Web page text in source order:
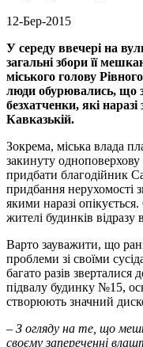
12-Бер-2015
У середу ввечері на
загальні збори її
міського голову
люди обурювались, що
безхатченки, які
Кавказькій.
Зокрема, міська влада
закинуту
придбати благодійник
придбання нерухомості
якими наразі
жителі будинків
Варто зауважити, що
проблеми зі своїми
багато разів зверталися
підвалу будинку №15,
створюють значний
– З огляду на те, що
своєму запереченні